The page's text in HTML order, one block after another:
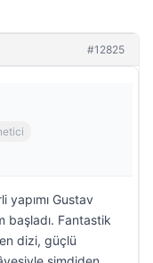
#12825
yapımı Gustav
başladı. Fantastik
dizi, güçlü